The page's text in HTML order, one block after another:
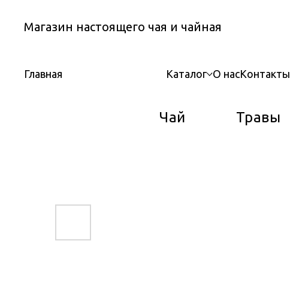
Магазин настоящего чая и чайная
Главная Каталог О насКонтакты
Чай Травы